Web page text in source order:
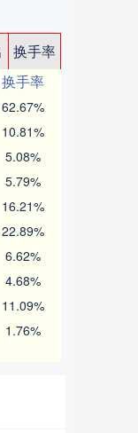
换手率
换手率
62.67%
10.81%
5.08%
5.79%
16.21%
22.89%
6.62%
4.68%
11.09%
1.76%